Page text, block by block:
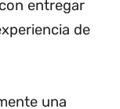
entregar
de
una